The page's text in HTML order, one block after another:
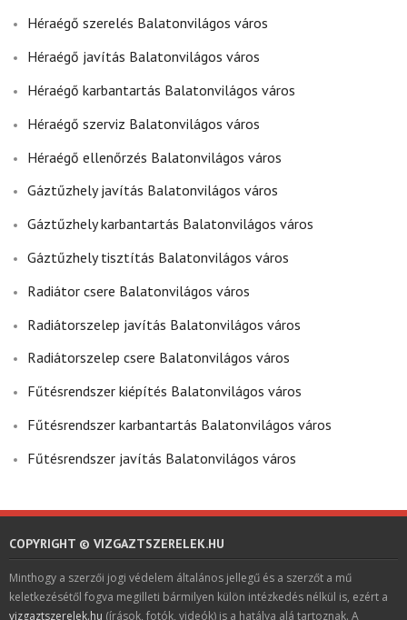
Héraégő szerelés Balatonvilágos város
Héraégő javítás Balatonvilágos város
Héraégő karbantartás Balatonvilágos város
Héraégő szerviz Balatonvilágos város
Héraégő ellenőrzés Balatonvilágos város
Gáztűzhely javítás Balatonvilágos város
Gáztűzhely karbantartás Balatonvilágos város
Gáztűzhely tisztítás Balatonvilágos város
Radiátor csere Balatonvilágos város
Radiátorszelep javítás Balatonvilágos város
Radiátorszelep csere Balatonvilágos város
Fűtésrendszer kiépítés Balatonvilágos város
Fűtésrendszer karbantartás Balatonvilágos város
Fűtésrendszer javítás Balatonvilágos város
COPYRIGHT © VIZGAZTSZERELEK.HU
Minthogy a szerzői jogi védelem általános jellegű és a szerzőt a mű
keletkezésétől fogva megilleti bármilyen külön intézkedés nélkül is, ezért a
vizgaztszerelek.hu (írások, fotók, videók) is a hatálya alá tartoznak. A